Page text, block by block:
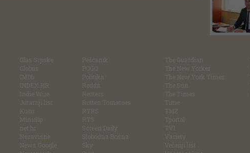
Glas Srpske
Globus
IMDb
INDEX.HR
Indie Wire
Jutarnji list
Kurir
Miniclip
net.hr
Nezavisne
News Google
Pešćanik
POGO
Politika
Reddit
Reuters
Rotten Tomatoes
RTRS
RTS
Screen Daily
Slobodna Bosna
Sky
The Guardian
The New Yorker
The New York Times
The Sun
The Times
Time
TMZ
Tportal
TV1
Variety
Večenji list